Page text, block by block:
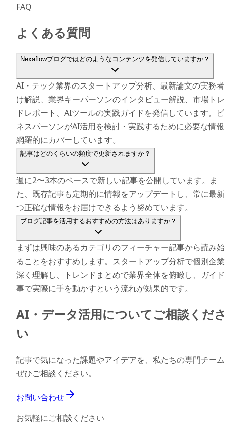
FAQ
よくある質問
Nexaflowブログではどのようなコンテンツを発信していますか？
AI・テック業界のスタートアップ分析、最新論文の実務
け解説、業界キーパーソンのインタビュー解説、市場ト
ドレポート、AIツールの実践ガイドを発信しています。
ネスパーソンがAI活用を検討・実践するために必要な情
網羅的にカバーしています。
記事はどのくらいの頻度で更新されますか？
週に2〜3本のペースで新しい記事を公開しています。ま
た、既存記事も定期的に情報をアップデートし、常に最
つ正確な情報をお届けできるよう努めています。
ブログ記事を活用するおすすめの方法はありますか？
まずは興味のあるカテゴリのフィーチャー記事から読み
ることをおすすめします。スタートアップ分析で個別企
深く理解し、トレンドまとめで業界全体を俯瞰し、ガイ
事で実際に手を動かすという流れが効果的です。
AI・データ活用についてご相談くだ
い
記事で気になった課題やアイデアを、私たちの専門チー
ぜひご相談ください。
お問い合わせ
お気軽にご相談ください